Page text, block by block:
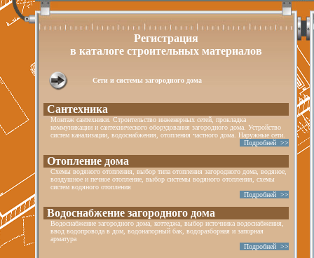
Регистрация
в каталоге строительных материалов
Сети и системы загородного дома
Сантехника
Монтаж сантехники. Строительство инженерных сетей, прокладка
коммуникации и сантехнического оборудования загородного дома. Устройство
систем канализации, водоснабжения, отопления частного дома. Наружные сети.
Подробней >>
Отопление дома
Схемы водяного отопления, выбор типа отопления загородного дома, водяное,
воздушное и печное отопление, выбор системы водяного отопления, схемы
систем водяного отопления
Подробней >>
Водоснабжение загородного дома
Водоснабжение загородного дома, коттеджа, выбор источника водоснабжения,
ввод водопровода в дом, водонапорный бак, водоразборная и запорная
арматура
Подробней >>